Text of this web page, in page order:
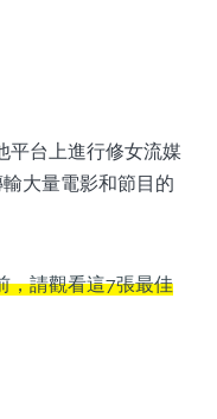
平台上進行修女流媒
大量電影和節目的
，請觀看這7張最佳